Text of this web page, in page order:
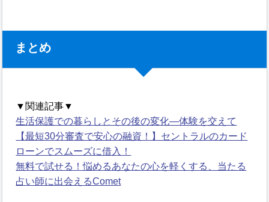
まとめ
▼関連記事▼
生活保護での暮らしとその後の変化―体験を交えて
【最短30分審査で安心の融資！】セントラルのカード
ローンでスムーズに借入！
無料で試せる！悩めるあなたの心を軽くする、当たる
占い師に出会えるComet